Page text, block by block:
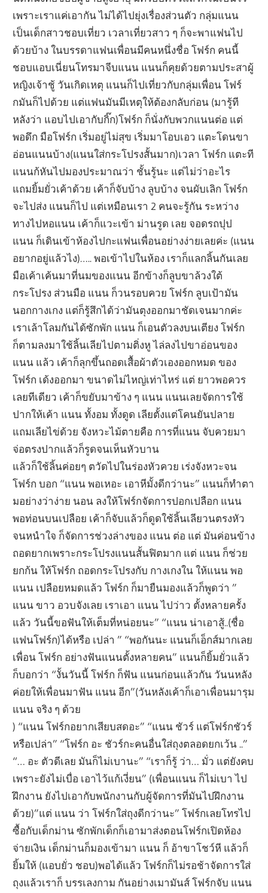
เพราะเราแค่เอากัน ไม่ได้ไปยุ่งเรื่องส่วนตัว กลุ่มแนน
เป็นเด็กสาวชอบเที่ยว เวลาเที่ยวสาว ๆ ก็จะพาแฟนไป
ด้วยบ้าง ในบรรดาแฟนเพื่อนมีคนหนึ่งชื่อ โฟร์ก คนนี้
ชอบแอบเนี่ยนโทรมาจีบแนน แนนก็คุยด้วยตามประสาผู้
หญิงเจ้าชู้ วันเกิดเหตุ แนนก็ไปเที่ยวกับกลุ่มเพื่อน โฟร์
กมันก็ไปด้วย แต่แฟนมันมีเหตุให้ต้องกลับก่อน (มารู้ที
หลังว่า แอบไปเอากับกิ๊ก)โฟร์ก ก็นั่งกับพวกแนนต่อ แต่
พอดึก มือโฟร์ก เริ่มอยู่ไม่สุข เริ่มมาโอบเอว แตะโดนขา
อ่อนแนนบ้าง(แนนใส่กระโปรงสั้นมาก)เวลา โฟร์ก แตะที
แนนก้หันไปมองประมาณว่า ชั้นรู้นะ แต่ไม่ว่าอะไร
แถมยิ้มยั่วเค้าด้วย เค้าก็จับบ้าง ลูบบ้าง จนผับเลิก โฟร์ก
จะไปส่ง แนนก็ไป แต่เหมือนเรา 2 คนจะรู้กัน ระหว่าง
ทางไปหอแนน เค้าก็แวะเข้า ม่านรูด เลย จอดรถปุป
แนน ก็เดินเข้าห้องไปกะแฟนเพื่อนอย่างง่ายเลยค่ะ (แนน
อยากอยู่แล้วไง)….. พอเข้าไปในห้อง เราก็แลกลิ้นกันเลย
มือเค้าเค้นมาที่นมของแนน อีกข้างก็ลูบขาล้วงใต้
กระโปรง ส่วนมือ แนน ก็วนรอบควย โฟร์ก ลูบเป้ามัน
นอกกางเกง แต่ก็รู้สึกได้ว่ามันตุงออกมาชัดเจนมากค่ะ
เราเล้าโลมกันได้ซักพัก แนน ก็เอนตัวลงบนเตียง โฟร์ก
ก็ตามลงมาใช้ลิ้นเลียไปตามติ่งหู ไล่ลงไปขาอ่อนของ
แนน แล้ว เค้าก็ลุกขึ้นถอดเสื้อผ้าตัวเองออกหมด ของ
โฟร์ก เด้งออกมา ขนาดไม่ไหญ่เท่าไหร่ แต่ ยาวพอควร
เลยทีเดียว เค้าก็ขยับมาข้าง ๆ แนน แนนเลยจัดการใช้
ปากให้เค้า แนน ทั้งอม ทั้งดูด เลียตั้งแต่โคนยันปลาย
แถมเลียไข่ด้วย จังหวะไม้ตายคือ การที่แนน จับควยมา
จ่อตรงปากแล้วก็รูดจนเห็นหัวบาน
แล้วก็ใช้ลิ้นค่อยๆ ตวัดไปในร่องหัวควย เร่งจังหวะจน
โฟร์ก บอก “แนน พอเหอะ เอาหีมั้งดีกว่านะ” แนนก็ทำตา
มอย่างว่าง่าย นอน ลงให้โฟร์กจัดการปอกเปลือก แนน
พอท่อนบนเปลือย เค้าก็จับแล้วก็ดูดใช้ลิ้นเลียวนตรงหัว
จนหนำใจ ก็จัดการช่วงล่างของ แนน ต่อ แต่ มันค่อนข้าง
ถอดยากเพราะกระโปรงแนนสั้นฟิตมาก แต่ แนน ก็ช่วย
ยกก้น ให้โฟร์ก ถอดกระโปรงกับ กางเกงใน ให้แนน พอ
แนน เปลือยหมดแล้ว โฟร์ก ก็มายืนมองแล้วก็พูดว่า ”
แนน ขาว อวบจังเลย เราเอา แนน ไปว่าว ตั้งหลายครั้ง
แล้ว วันนี้ขอฟันให้เต็มที่หน่อยนะ” “แนน น่าเอาสู้..(ชื่อ
แฟนโฟร์ก)ได้หรือ เปล่า ” “พอกันนะ แนนก็เอ็กส์มากเลย
เพื่อน โฟร์ก อย่างฟันแนนตั้งหลายคน” แนนก็ยิ้มยั่วแล้ว
ก็บอกว่า “งั้นวันนี้ โฟร์ก ก็ฟัน แนนก่อนแล้วกัน วันนหลัง
ค่อยให้เพื่อนมาฟัน แนน อีก”(วันหลังเค้าก็เอาเพื่อนมารุม
แนน จริง ๆ ด้วย
) “แนน โฟร์กอยากเสียบสดอะ” “แนน ชัวร์ แต่โฟร์กชัวร์
หรือเปล่า” “โฟร์ก อะ ชัวร์กะคนอื่นใส่ถุงตลอดยกเว้น ..”
“… อะ ตัวดีเลย มันก็ไม่เบานะ” “เราก็รู้ ว่า… มั่ว แต่ยังคบ
เพราะยังไม่เบื่อ เอาไว้แก้เงี่ยน” (เพื่อนแนน ก็ไม่เบา ไป
ฝึกงาน ยังไปเอากับพนักงานกับผู้จัดการที่มันไปฝึกงาน
ด้วย)”แต่ แนน ว่า โฟร์กใส่ถุงดีกว่านะ” โฟร์กเลยโทรไป
ซื้อกับเด็กม่าน ซักพักเด็กก็เอามาส่งตอนโฟร์กเปิดห้อง
จ่ายเงิน เด็กม่านก็มองเข้ามา แนน ก็ อ้าขาโชว์หี แล้วก็
ยิ้มให้ (แอบยั่ว ชอบ)พอได้แล้ว โฟร์กก็ไม่รอช้าจัดการใส่
ถุงแล้วเราก็ บรรเลงกาม กันอย่างเมามันส์ โฟร์กจับ แนน